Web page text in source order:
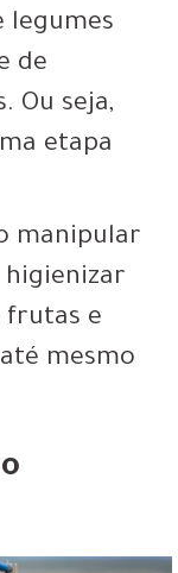
legumes
de
Ou seja,
etapa
manipular
frutas e
mesmo